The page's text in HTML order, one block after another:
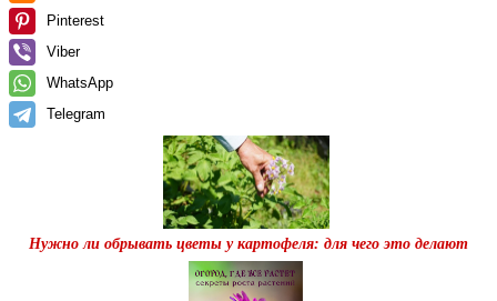
Pinterest
Viber
WhatsApp
Telegram
Нужно ли обрывать цветы у картофеля: для чего это делают